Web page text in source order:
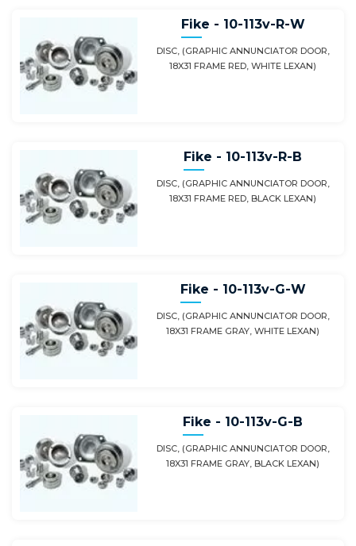
Fike - 10-113v-R-W
DISC, (GRAPHIC ANNUNCIATOR DOOR,
18X31 FRAME RED, WHITE LEXAN)
Fike - 10-113v-R-B
DISC, (GRAPHIC ANNUNCIATOR DOOR,
18X31 FRAME RED, BLACK LEXAN)
Fike - 10-113v-G-W
DISC, (GRAPHIC ANNUNCIATOR DOOR,
18X31 FRAME GRAY, WHITE LEXAN)
Fike - 10-113v-G-B
DISC, (GRAPHIC ANNUNCIATOR DOOR,
18X31 FRAME GRAY, BLACK LEXAN)